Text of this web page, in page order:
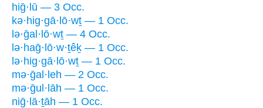
hiḡ·lū — 3 Occ.
kə·hig·gā·lō·wṯ — 1 Occ.
lə·ḡal·lō·wṯ — 4 Occ.
lə·haḡ·lō·w·ṯêḵ — 1 Occ.
lə·hig·gā·lō·wṯ — 1 Occ.
mə·ḡal·leh — 2 Occ.
mə·ḡul·lāh — 1 Occ.
niḡ·lā·ṯāh — 1 Occ.